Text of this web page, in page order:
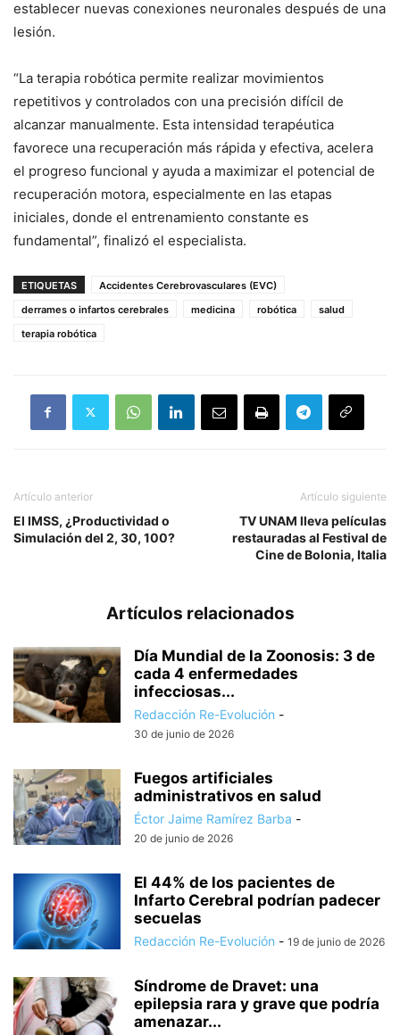
establecer nuevas conexiones neuronales después de una
lesión.
“La terapia robótica permite realizar movimientos
repetitivos y controlados con una precisión difícil de
alcanzar manualmente. Esta intensidad terapéutica
favorece una recuperación más rápida y efectiva, acelera
el progreso funcional y ayuda a maximizar el potencial de
recuperación motora, especialmente en las etapas
iniciales, donde el entrenamiento constante es
fundamental”, finalizó el especialista.
ETIQUETAS
Accidentes Cerebrovasculares (EVC)
derrames o infartos cerebrales
medicina robótica
salud
terapia robótica
Artículo anterior
El IMSS, ¿Productividad o
Simulación del 2, 30, 100?
Artículo siguiente
TV UNAM lleva películas
restauradas al Festival de
Cine de Bolonia, Italia
Artículos relacionados
Día Mundial de la Zoonosis: 3 de
cada 4 enfermedades
infecciosas...
Redacción Re-Evolución -
30 de junio de 2026
Fuegos artificiales
administrativos en salud
Éctor Jaime Ramírez Barba -
20 de junio de 2026
El 44% de los pacientes de
Infarto Cerebral podrían padecer
secuelas
Redacción Re-Evolución - 19 de junio de 2026
Síndrome de Dravet: una
epilepsia rara y grave que podría
amenazar...